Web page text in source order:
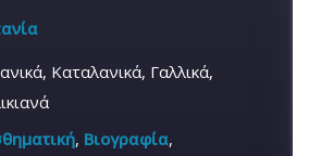
Καταλανικά, Γαλλικά,
, Βιογραφία,